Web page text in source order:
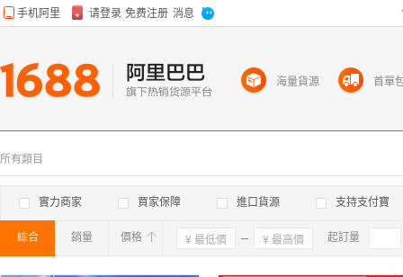
所有類目
實力商家 買家保障 進口貨源 支持支付寶
綜合 銷量 價格 確定 起訂量
海量貨源 首單